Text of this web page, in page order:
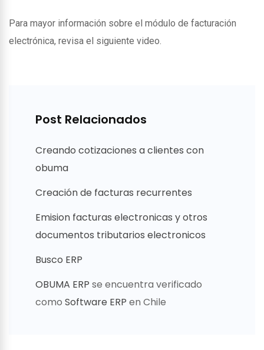
Para mayor información sobre el módulo de facturación
electrónica, revisa el siguiente video.
Post Relacionados
Creando cotizaciones a clientes con
obuma
Creación de facturas recurrentes
Emision facturas electronicas y otros
documentos tributarios electronicos
Busco ERP
OBUMA ERP se encuentra verificado
como Software ERP en Chile